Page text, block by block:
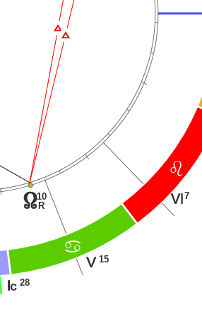
>
?
28
J
15
K
7
L
x10
R
ÏÏ